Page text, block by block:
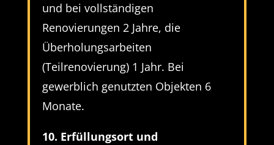
und bei vollständigen
Renovierungen 2 Jahre, die
Überholungsarbeiten
(Teilrenovierung) 1 Jahr. Bei
gewerblich genutzten Objekten 6
Monate.
10. Erfüllungsort und